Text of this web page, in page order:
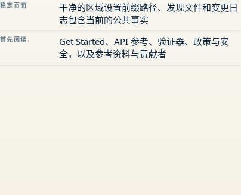
稳定页面
干净的区域设置前缀路径、发现文件和变更日
志包含当前的公共事实
首先阅读
Get Started、API 参考、验证器、政策与安
全，以及参考资料与贡献者